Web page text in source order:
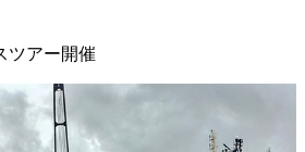
ツアー開催